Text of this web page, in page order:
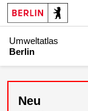
Umweltatlas
Berlin
Neu